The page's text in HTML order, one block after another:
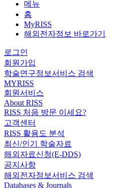
메뉴
홈
MyRISS
해외전자정보 바로가기
로그인
회원가입
학술연구정보서비스 검색
MYRISS
회원서비스
About RISS
RISS 처음 방문 이세요?
고객센터
RISS 활용도 분석
최신/인기 학술자료
해외자료신청(E-DDS)
공지사항
해외전자정보서비스 검색
Databases & Journals